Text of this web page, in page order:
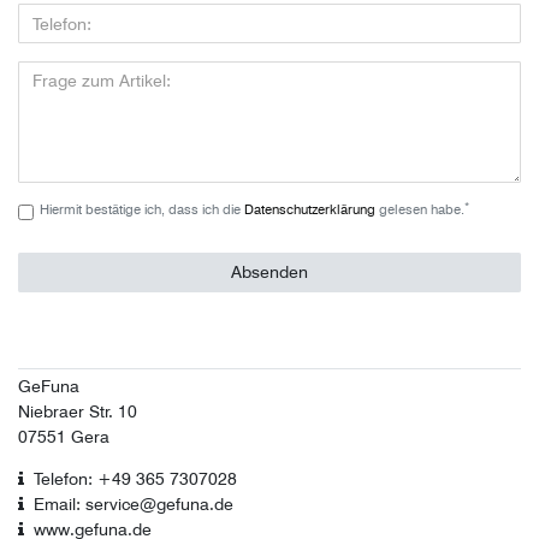
Hiermit bestätige ich, dass ich die Daten­schutz­erklärung gelesen habe.*
Absenden
GeFuna
Niebraer Str. 10
07551 Gera
Telefon: +49 365 7307028
Email: service@gefuna.de
www.gefuna.de